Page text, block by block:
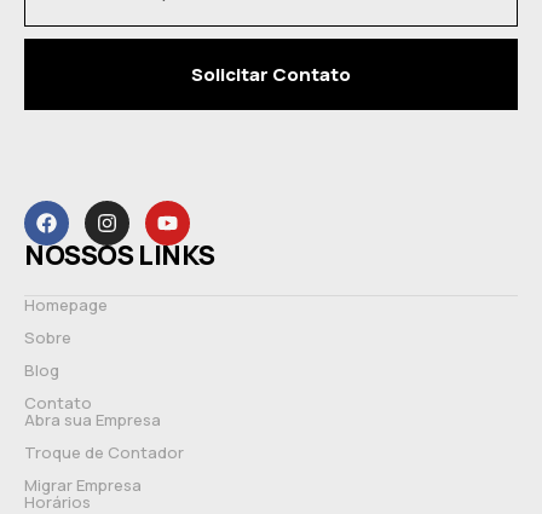
Solicitar Contato
NOSSOS LINKS
Homepage
Sobre
Blog
Contato
Abra sua Empresa
Troque de Contador
Migrar Empresa
Horários